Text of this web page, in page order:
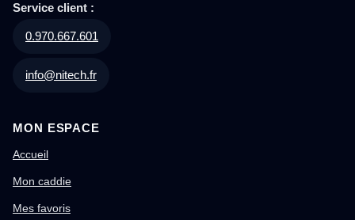
Service client :
0.970.667.601
info@nitech.fr
MON ESPACE
Accueil
Mon caddie
Mes favoris